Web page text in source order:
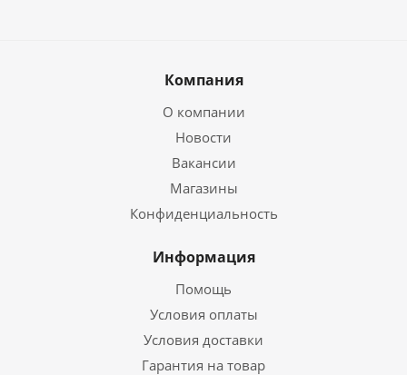
Компания
О компании
Новости
Вакансии
Магазины
Конфиденциальность
Информация
Помощь
Условия оплаты
Условия доставки
Гарантия на товар